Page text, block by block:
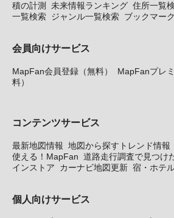
積の計測
未来情報ランキング 住所一覧
一覧検索 ジャンル一覧検索 ブックマーク
会員向けサービス
MapFan会員登録（無料）
MapFanプレ
料）
コンテンツサービス
最新地図情報 地図から探すトレンド情報
使える！MapFan 道路走行調査で見つけ
インストア
カーナビ地図更新 宿・ホテ
個人向けサービス